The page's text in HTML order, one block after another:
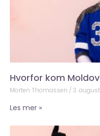
Hvorfor kom
Morten Thomassen 3.
Les mer »